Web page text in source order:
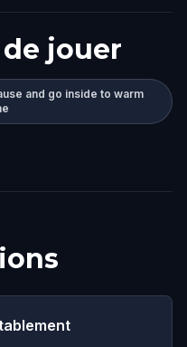
jouer
and go inside to warm